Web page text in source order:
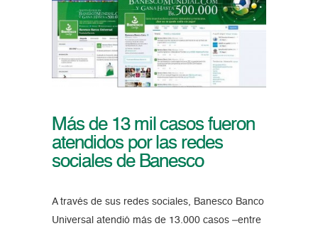
Más de 13 mil casos fueron
atendidos por las redes
sociales de Banesco
A través de sus redes sociales, Banesco Banco
Universal atendió más de 13.000 casos –entre